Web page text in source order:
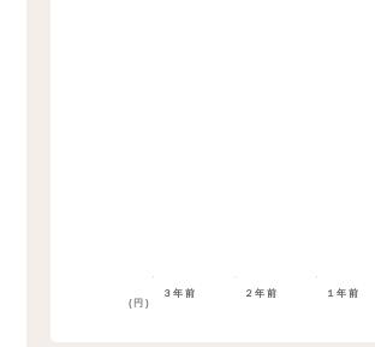
３年前 ２年前 １年前
(円)